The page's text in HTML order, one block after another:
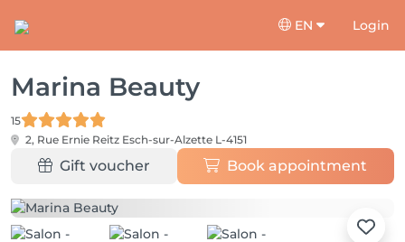
EN Login
Marina Beauty
15
2, Rue Ernie Reitz Esch-sur-Alzette L-4151
Gift voucher Book appointment